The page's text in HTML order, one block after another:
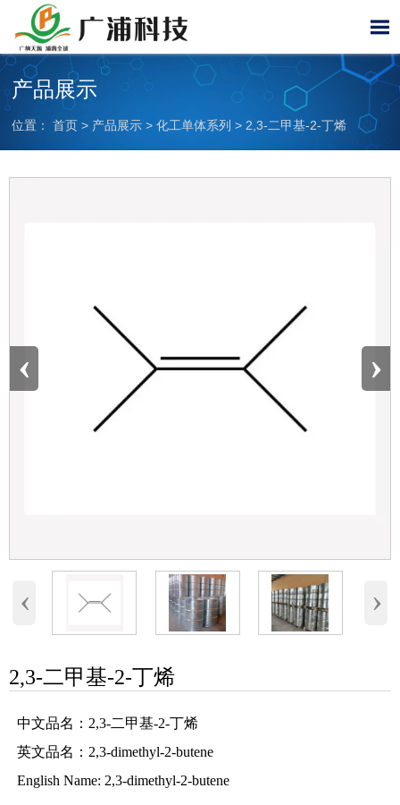

产品展示
位置：首页 > 产品展示 >化工单体系列 > 2,3-二甲基-2-丁烯
‹ ›
‹ ›
2,3-二甲基-2-丁烯
中文品名：2,3-二甲基-2-丁烯
英文品名：2,3-dimethyl-2-butene
English Name: 2,3-dimethyl-2-butene